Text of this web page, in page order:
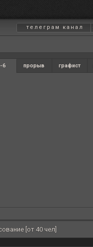
телеграм канал
6 прорыв графист
[от 40 чел]